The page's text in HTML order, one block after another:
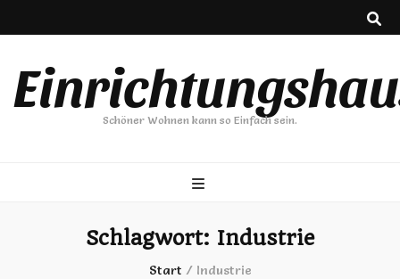
Schöner Wohnen kann so Einfach sein.
Schlagwort: Industrie
Start / Industrie